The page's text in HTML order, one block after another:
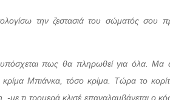
την ζεστασιά του σώματός σου
υπόσχεται πως θα πληρωθεί για όλα.
κρίμα Μπιάνκα, τόσο κρίμα. Τώρα το
-με τι τρομερά κλισέ επαναλαμβάνεται ο